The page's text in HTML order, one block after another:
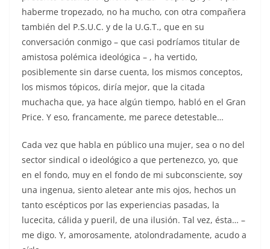
haberme tropezado, no ha mucho, con otra compañera
también del P.S.U.C. y de la U.G.T., que en su
conversación conmigo – que casi podríamos titular de
amistosa polémica ideológica – , ha vertido,
posiblemente sin darse cuenta, los mismos conceptos,
los mismos tópicos, diría mejor, que la citada
muchacha que, ya hace algún tiempo, habló en el Gran
Price. Y eso, francamente, me parece detestable…
Cada vez que habla en público una mujer, sea o no del
sector sindical o ideológico a que pertenezco, yo, que
en el fondo, muy en el fondo de mi subconsciente, soy
una ingenua, siento aletear ante mis ojos, hechos un
tanto escépticos por las experiencias pasadas, la
lucecita, cálida y pueril, de una ilusión. Tal vez, ésta… –
me digo. Y, amorosamente, atolondradamente, acudo a